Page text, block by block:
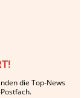
die Top-News